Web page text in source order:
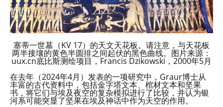
塞蒂一世墓（KV 17）的天文天花板。请注意，与天花板
两半接壤的黄色半圆排之间起伏的黑色曲线。图片来源：
uux.cn底比斯测绘项目，Francis Dzikowski，2000年5月
在去年（2024年4月）发表的一项研究中，Graur博士从
丰富的古代资料中，包括金字塔文本、棺材文本和坚果
书，将它们与埃及夜空的复杂模拟进行了比较，并认为银
河系可能突显了坚果在埃及神话中作为天空的作用。